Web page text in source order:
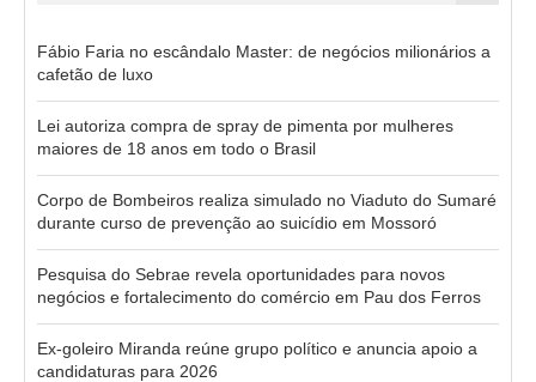
Fábio Faria no escândalo Master: de negócios milionários a
cafetão de luxo
Lei autoriza compra de spray de pimenta por mulheres
maiores de 18 anos em todo o Brasil
Corpo de Bombeiros realiza simulado no Viaduto do Sumaré
durante curso de prevenção ao suicídio em Mossoró
Pesquisa do Sebrae revela oportunidades para novos
negócios e fortalecimento do comércio em Pau dos Ferros
Ex-goleiro Miranda reúne grupo político e anuncia apoio a
candidaturas para 2026